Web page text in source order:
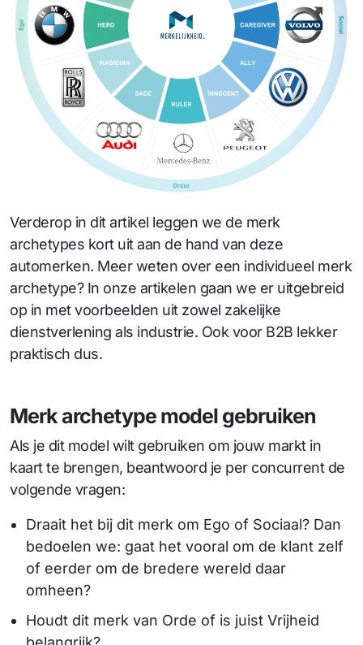
Verderop in dit artikel leggen we de merk
archetypes kort uit aan de hand van deze
automerken. Meer weten over een individueel merk
archetype? In onze artikelen gaan we er uitgebreid
op in met voorbeelden uit zowel zakelijke
dienstverlening als industrie. Ook voor B2B lekker
praktisch dus.
Merk archetype model gebruiken
Als je dit model wilt gebruiken om jouw markt in
kaart te brengen, beantwoord je per concurrent de
volgende vragen:
Draait het bij dit merk om Ego of Sociaal? Dan
bedoelen we: gaat het vooral om de klant zelf
of eerder om de bredere wereld daar
omheen?
Houdt dit merk van Orde of is juist Vrijheid